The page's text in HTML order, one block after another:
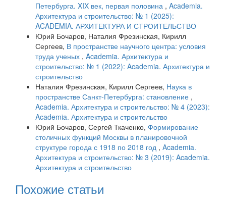
Петербурга. XIX век, первая половина , Academia.
Архитектура и строительство: № 1 (2025):
ACADEMIA. АРХИТЕКТУРА И СТРОИТЕЛЬСТВО
Юрий Бочаров, Наталия Фрезинская, Кирилл
Сергеев, В пространстве научного центра: условия
труда ученых , Academia. Архитектура и
строительство: № 1 (2022): Academia. Архитектура и
строительство
Наталия Фрезинская, Кирилл Сергеев, Наука в
пространстве Санкт-Петербурга: становление ,
Academia. Архитектура и строительство: № 4 (2023):
Academia. Архитектура и строительство
Юрий Бочаров, Сергей Ткаченко, Формирование
столичных функций Москвы в планировочной
структуре города с 1918 по 2018 год , Academia.
Архитектура и строительство: № 3 (2019): Academia.
Архитектура и строительство
Похожие статьи